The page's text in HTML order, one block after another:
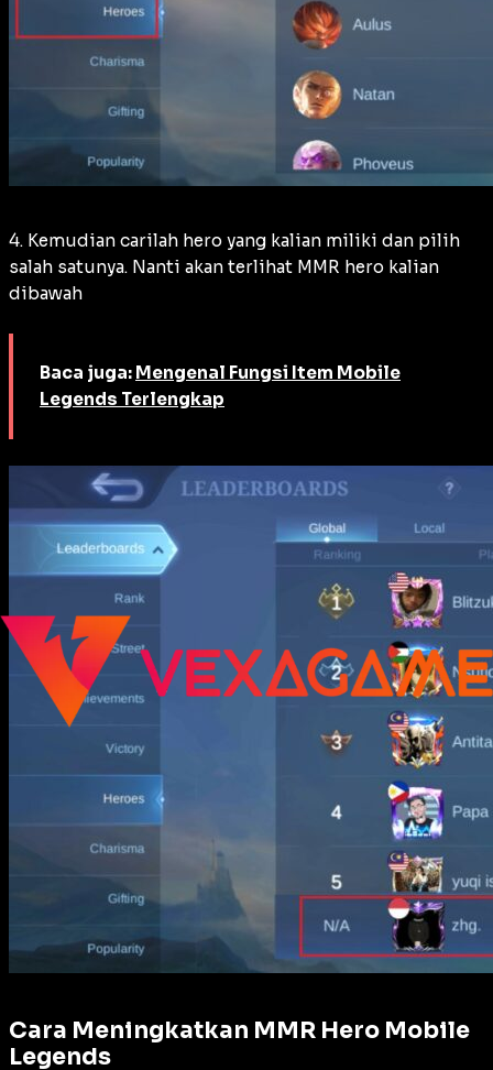
4. Kemudian carilah hero yang kalian miliki dan pilih
salah satunya. Nanti akan terlihat MMR hero kalian
dibawah
Baca juga: Mengenal Fungsi Item Mobile
Legends Terlengkap
Cara Meningkatkan MMR Hero Mobile
Legends